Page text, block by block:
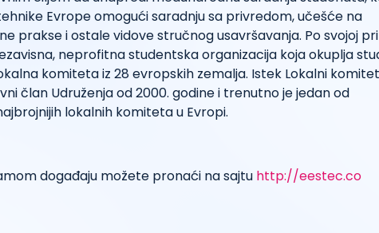
Evrope omogući saradnju sa privredom, učešće na
prakse i ostale vidove stručnog usavršavanja. Po svojoj
neprofitna studentska organizacija koja okuplja
komiteta iz 28 evropskih zemalja. Istek Lokalni komitet
član Udruženja od 2000. godine i trenutno je jedan od
lokalnih komiteta u Evropi.
događaju možete pronaći na sajtu http://eestec.co